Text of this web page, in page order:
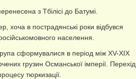
з Тбілісі до Батумі.
хоча в пострадянські роки відбувся
населення.
сформувалися в період між XV-XIX
грузин Османської імперії. Перехід
тюркизації.